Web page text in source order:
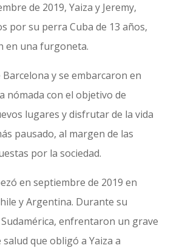
de 2019, Yaiza y Jeremy,
por su perra Cuba de 13 años,
en una furgoneta.
y se embarcaron en
nómada con el objetivo de
lugares y disfrutar de la vida
pausado, al margen de las
por la sociedad.
en septiembre de 2019 en
y Argentina. Durante su
enfrentaron un grave
que obligó a Yaiza a